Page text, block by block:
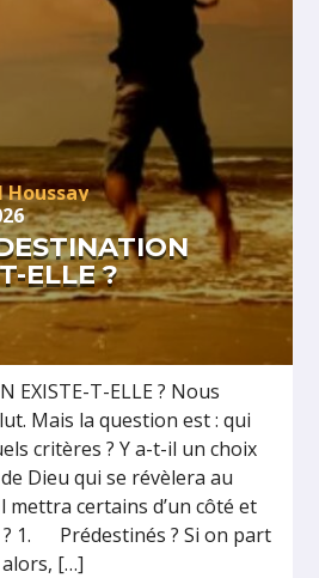
Houssay
ELLE ?
EXISTE-T-ELLE ? Nous
Mais la question est : qui
critères ? Y a-t-il un choix
Dieu qui se révèlera au
certains d’un côté et
? 1. Prédestinés ? Si on part
[…]